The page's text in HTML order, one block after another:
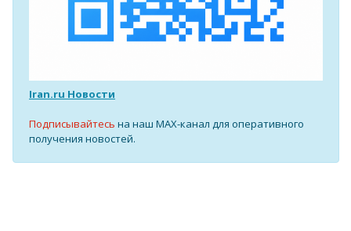
Iran.ru Новости
Подписывайтесь на наш MAX-канал для оперативного
получения новостей.